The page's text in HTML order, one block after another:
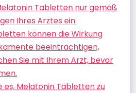
Tabletten nur gemäß
Ihres Arztes ein.
können die Wirkung
beeinträchtigen,
Sie mit Ihrem Arzt, bevor
es, Melatonin Tabletten zu